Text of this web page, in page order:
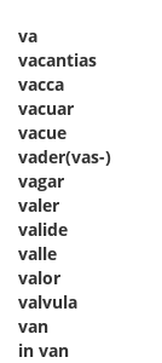
va
vacantias
vacca
vacuar
vacue
vader(vas-)
vagar
valer
valide
valle
valor
valvula
van
in van